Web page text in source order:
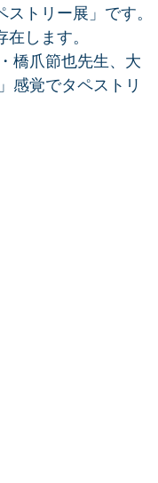
トリー展」です。
します。
橋爪節也先生、大
感覚でタペストリ